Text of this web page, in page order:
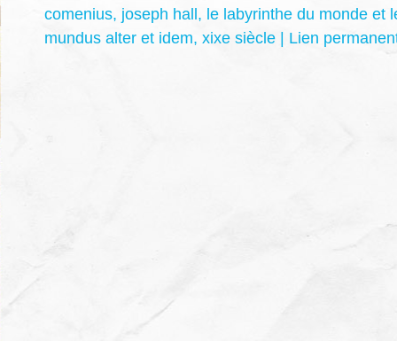
comenius, joseph hall, le labyrinthe du monde et
mundus alter et idem, xixe siècle | Lien